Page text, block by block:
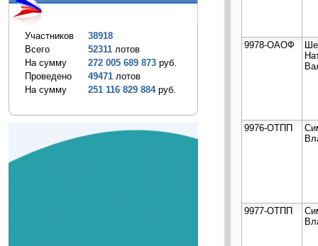
Участников
38918
Всего
52311 лотов
На сумму
272 005 689 873 руб.
Проведено
49471 лотов
На сумму
251 116 829 884руб.
9978-ОАОФ
9976-ОТПП
9977-ОТПП